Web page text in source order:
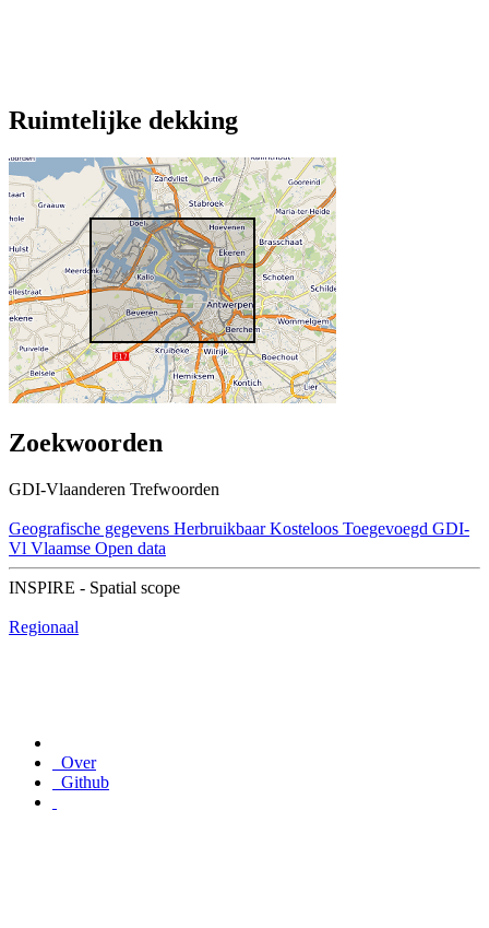
Ruimtelijke dekking
Zoekwoorden
GDI-Vlaanderen Trefwoorden
Geografische gegevens Herbruikbaar Kosteloos Toegevoegd GDI-
Vl Vlaamse Open data
INSPIRE - Spatial scope
Regionaal
Over
Github